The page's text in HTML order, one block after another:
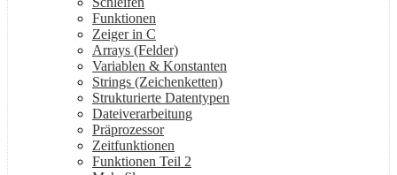
Funktionen
Zeiger in C
Arrays (Felder)
Variablen & Konstanten
Strings (Zeichenketten)
Strukturierte Datentypen
Dateiverarbeitung
Präprozessor
Zeitfunktionen
Funktionen Teil 2